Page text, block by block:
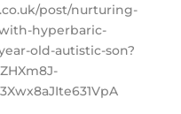
post/nurturing-
hyperbaric-
old-autistic-son?